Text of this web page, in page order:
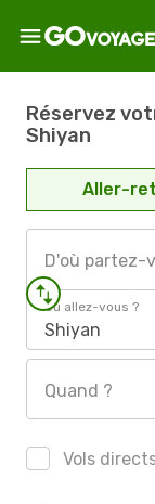
Réservez
Shiyan
Aller-
D'où partez-
Où allez-vous ?
Shiyan
Quand ?
Vols